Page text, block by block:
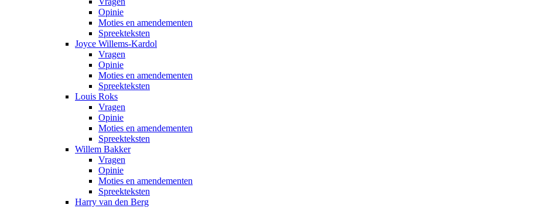
Opinie
Moties en amendementen
Spreekteksten
Joyce Willems-Kardol
Vragen
Opinie
Moties en amendementen
Spreekteksten
Louis Roks
Vragen
Opinie
Moties en amendementen
Spreekteksten
Willem Bakker
Vragen
Opinie
Moties en amendementen
Spreekteksten
Harry van den Berg